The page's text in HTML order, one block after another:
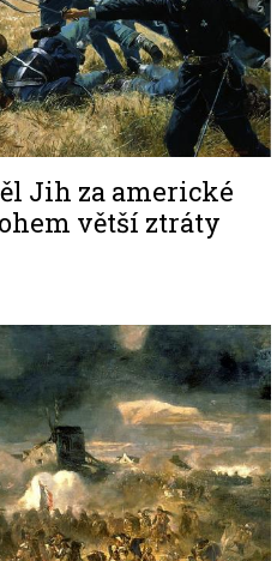
Jih za americké
větší ztráty